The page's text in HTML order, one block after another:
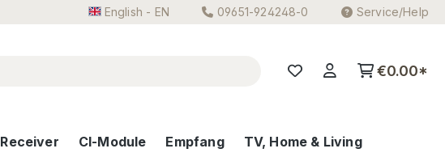
English - EN 09651-924248-0 Service/Help
€0.00*
Receiver CI-Module Empfang TV, Home & Living